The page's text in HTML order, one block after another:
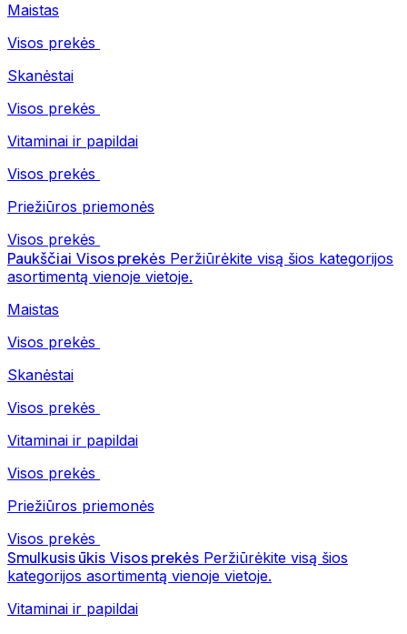
Maistas
Visos prekės
Skanėstai
Visos prekės
Vitaminai ir papildai
Visos prekės
Priežiūros priemonės
Visos prekės
Paukščiai Visos prekės Peržiūrėkite visą šios kategorijos
asortimentą vienoje vietoje.
Maistas
Visos prekės
Skanėstai
Visos prekės
Vitaminai ir papildai
Visos prekės
Priežiūros priemonės
Visos prekės
Smulkusis ūkis Visos prekės Peržiūrėkite visą šios
kategorijos asortimentą vienoje vietoje.
Vitaminai ir papildai